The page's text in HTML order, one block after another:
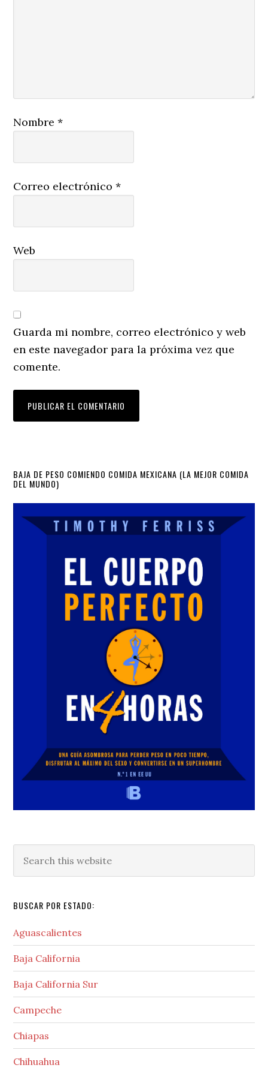
Nombre*
Correo electrónico*
Web
Guarda mi nombre, correo electrónico y web
en este navegador para la próxima vez que
comente.
Primary
Sidebar
BAJA DE PESO COMIENDO COMIDA MEXICANA (LA MEJOR COMIDA
DEL MUNDO)
this
BUSCAR POR ESTADO:
Aguascalientes
Baja California
Baja California Sur
Campeche
Chiapas
Chihuahua